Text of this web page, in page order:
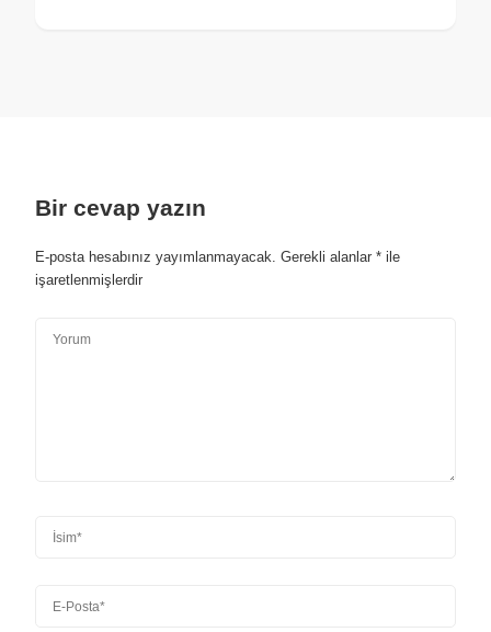
Bir cevap yazın
E-posta hesabınız yayımlanmayacak. Gerekli alanlar * ile
işaretlenmişlerdir